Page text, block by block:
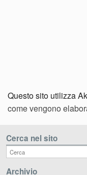
Questo sito utilizza
come vengono
Cerca nel sito
Archivio